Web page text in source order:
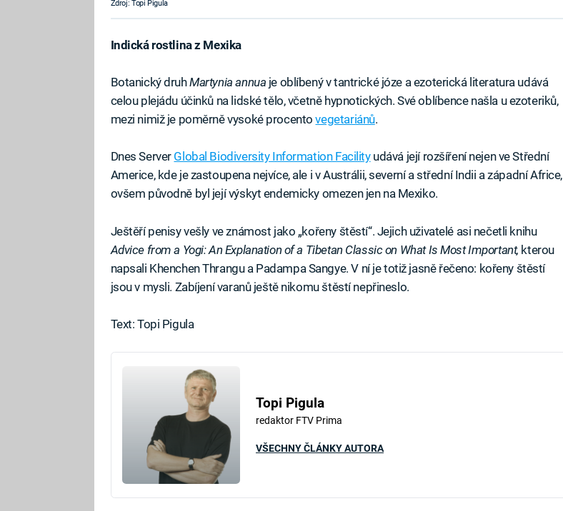
Zdroj: Topi Pigula
Indická rostlina z Mexika
Botanický druhMartynia annua je oblíbený v tantrické józe a ezoterická literatura udává
celou plejádu účinků na lidské tělo, včetně hypnotických. Své oblíbence našla u ezoteriků,
mezi nimiž je poměrně vysoké procentovegetariánů.
Dnes Server Global Biodiversity Information Facilityudává její rozšíření nejen ve Střední
Americe, kde je zastoupena nejvíce, ale i v Austrálii, severní a střední Indii a západní Africe,
ovšem původně byl její výskyt endemicky omezen jen na Mexiko.
Ještěří penisy vešly ve známost jako „kořeny štěstí“. Jejich uživatelé asi nečetli knihu
Advice from a Yogi: An Explanation of a Tibetan Classic on What Is Most Important, kterou
napsali Khenchen Thrangu a Padampa Sangye. V ní je totiž jasně řečeno: kořeny štěstí
jsou v mysli. Zabíjení varanů ještě nikomu štěstí nepřineslo.
Text: Topi Pigula
Topi Pigula
redaktor FTV Prima
VŠECHNY ČLÁNKY AUTORA